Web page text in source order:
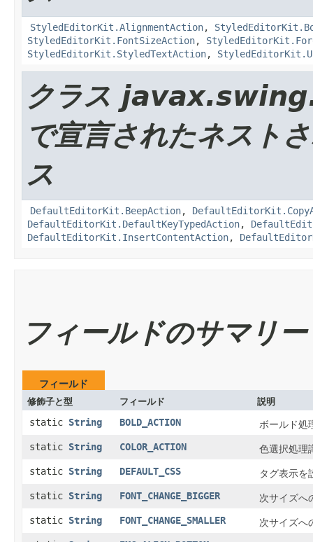
StyledEditorKit.AlignmentAction,
StyledEditorKit.FontSizeAction,
StyledEditorKit.StyledTextAction,
クラス
で宣言されたネスト
ス
DefaultEditorKit.BeepAction,
DefaultEditorKit.DefaultKeyTypedAction,
DefaultEditorKit.InsertContentAction,
フィールドのサマリー
フィールド
修飾子と型 フィールド 説明
static String BOLD_ACTION ボールド処
static String COLOR_ACTION 色選択処理
static String DEFAULT_CSS タグ表示
static String FONT_CHANGE_BIGGER 次サイズへ
static String FONT_CHANGE_SMALLER 次サイズへ